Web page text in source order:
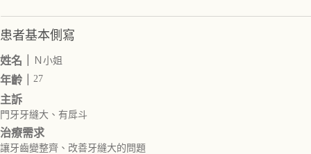
患者基本側寫
姓名｜ Ｎ小姐
年齡｜ 27
主訴
門牙牙縫大、有戽斗
治療需求
讓牙齒變整齊、改善牙縫大的問題